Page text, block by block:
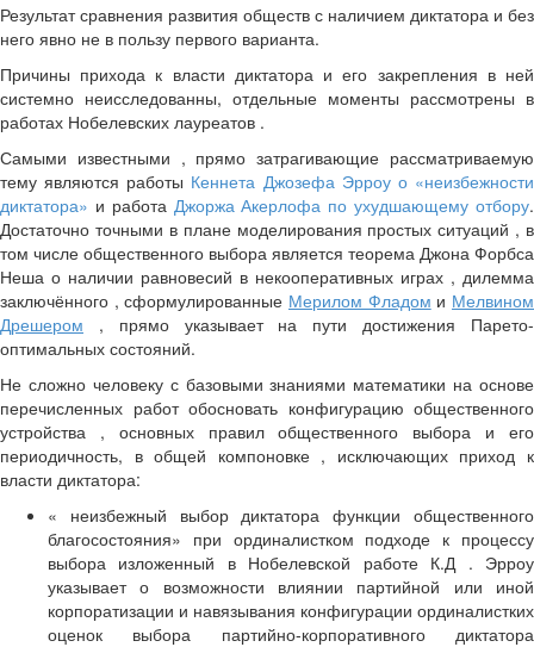
Результат сравнения развития обществ с наличием диктатора и без
него явно не в пользу первого варианта.
Причины прихода к власти диктатора и его закрепления в ней
системно неисследованны, отдельные моменты рассмотрены в
работах Нобелевских лауреатов .
Самыми известными , прямо затрагивающие рассматриваемую
тему являются работы Кеннета Джозефа Эрроу о «неизбежности
диктатора» и работа Джоржа Акерлофа по ухудшающему отбору.
Достаточно точными в плане моделирования простых ситуаций , в
том числе общественного выбора является теорема Джона Форбса
Неша о наличии равновесий в некооперативных играх , дилемма
заключённого , сформулированные Мерилом Фладом и Мелвином
Дрешером , прямо указывает на пути достижения Парето-
оптимальных состояний.
Не сложно человеку с базовыми знаниями математики на основе
перечисленных работ обосновать конфигурацию общественного
устройства , основных правил общественного выбора и его
периодичность, в общей компоновке , исключающих приход к
власти диктатора:
« неизбежный выбор диктатора функции общественного
благосостояния» при ординалистком подходе к процессу
выбора изложенный в Нобелевской работе К.Д . Эрроу
указывает о возможности влиянии партийной или иной
корпоратизации и навязывания конфигурации ординалистких
оценок выбора партийно-корпоративного диктатора